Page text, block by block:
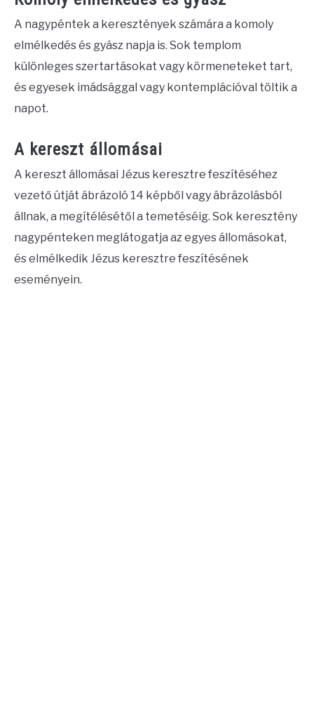
A nagypéntek a keresztények számára a komoly
elmélkedés és gyász napja is. Sok templom
különleges szertartásokat vagy körmeneteket tart,
és egyesek imádsággal vagy kontemplációval töltik a
napot.
A kereszt állomásai
A kereszt állomásai Jézus keresztre feszítéséhez
vezető útját ábrázoló 14 képből vagy ábrázolásból
állnak, a megítélésétől a temetéséig. Sok keresztény
nagypénteken meglátogatja az egyes állomásokat,
és elmélkedik Jézus keresztre feszítésének
eseményein.